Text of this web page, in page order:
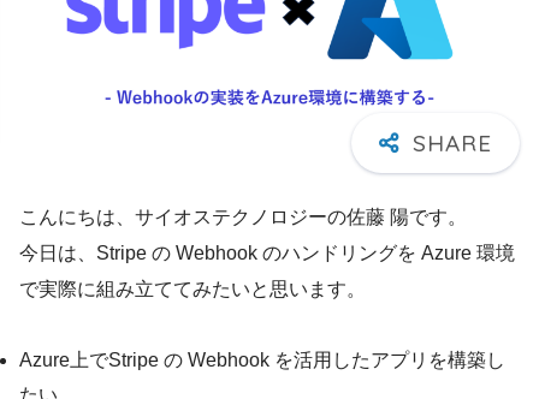
こんにちは、サイオステクノロジーの佐藤 陽です。
今日は、Stripe の Webhook のハンドリングを Azure 環境
で実際に組み立ててみたいと思います。
Azure上でStripe の Webhook を活用したアプリを構築し
たい